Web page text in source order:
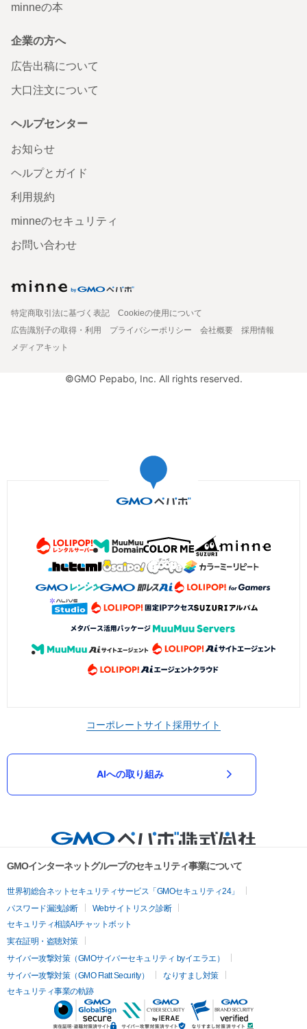
minneの本
企業の方へ
広告出稿について
大口注文について
ヘルプセンター
お知らせ
ヘルプとガイド
利用規約
minneのセキュリティ
お問い合わせ
特定商取引法に基づく表記
Cookieの使用について
広告識別子の取得・利用
プライバシーポリシー 会社概要
採用情報
メディアキット
©GMO Pepabo, Inc. All rights reserved.
コーポレートサイト採用サイト
AIへの取り組み
GMOインターネットグループのセキュリティ事業について
世界初総合ネットセキュリティサービス「GMOセキュリティ24」
パスワード漏洩診断
Webサイトリスク診断
セキュリティ相談AIチャットボット
実在証明・盗聴対策
サイバー攻撃対策（GMOサイバーセキュリティ byイエラエ）
サイバー攻撃対策（GMO Flatt Security）
なりすまし対策
セキュリティ事業の軌跡